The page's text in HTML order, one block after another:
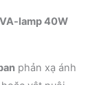
lamp 40W
phản xạ ánh